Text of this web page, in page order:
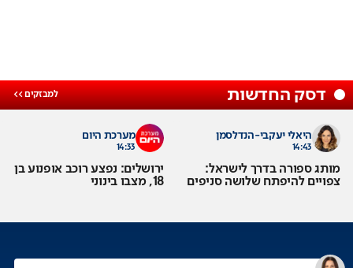
דסק החדשות
היאלי יעקבי-הנדלסמן
14:43
מותג ספורה בדרך לישראל:
צפויים להיפתח שלושה סניפים
מערכת היום
14:33
ירושלים: נפצע רוכב אופנוע בן
18, מצבו בינוני